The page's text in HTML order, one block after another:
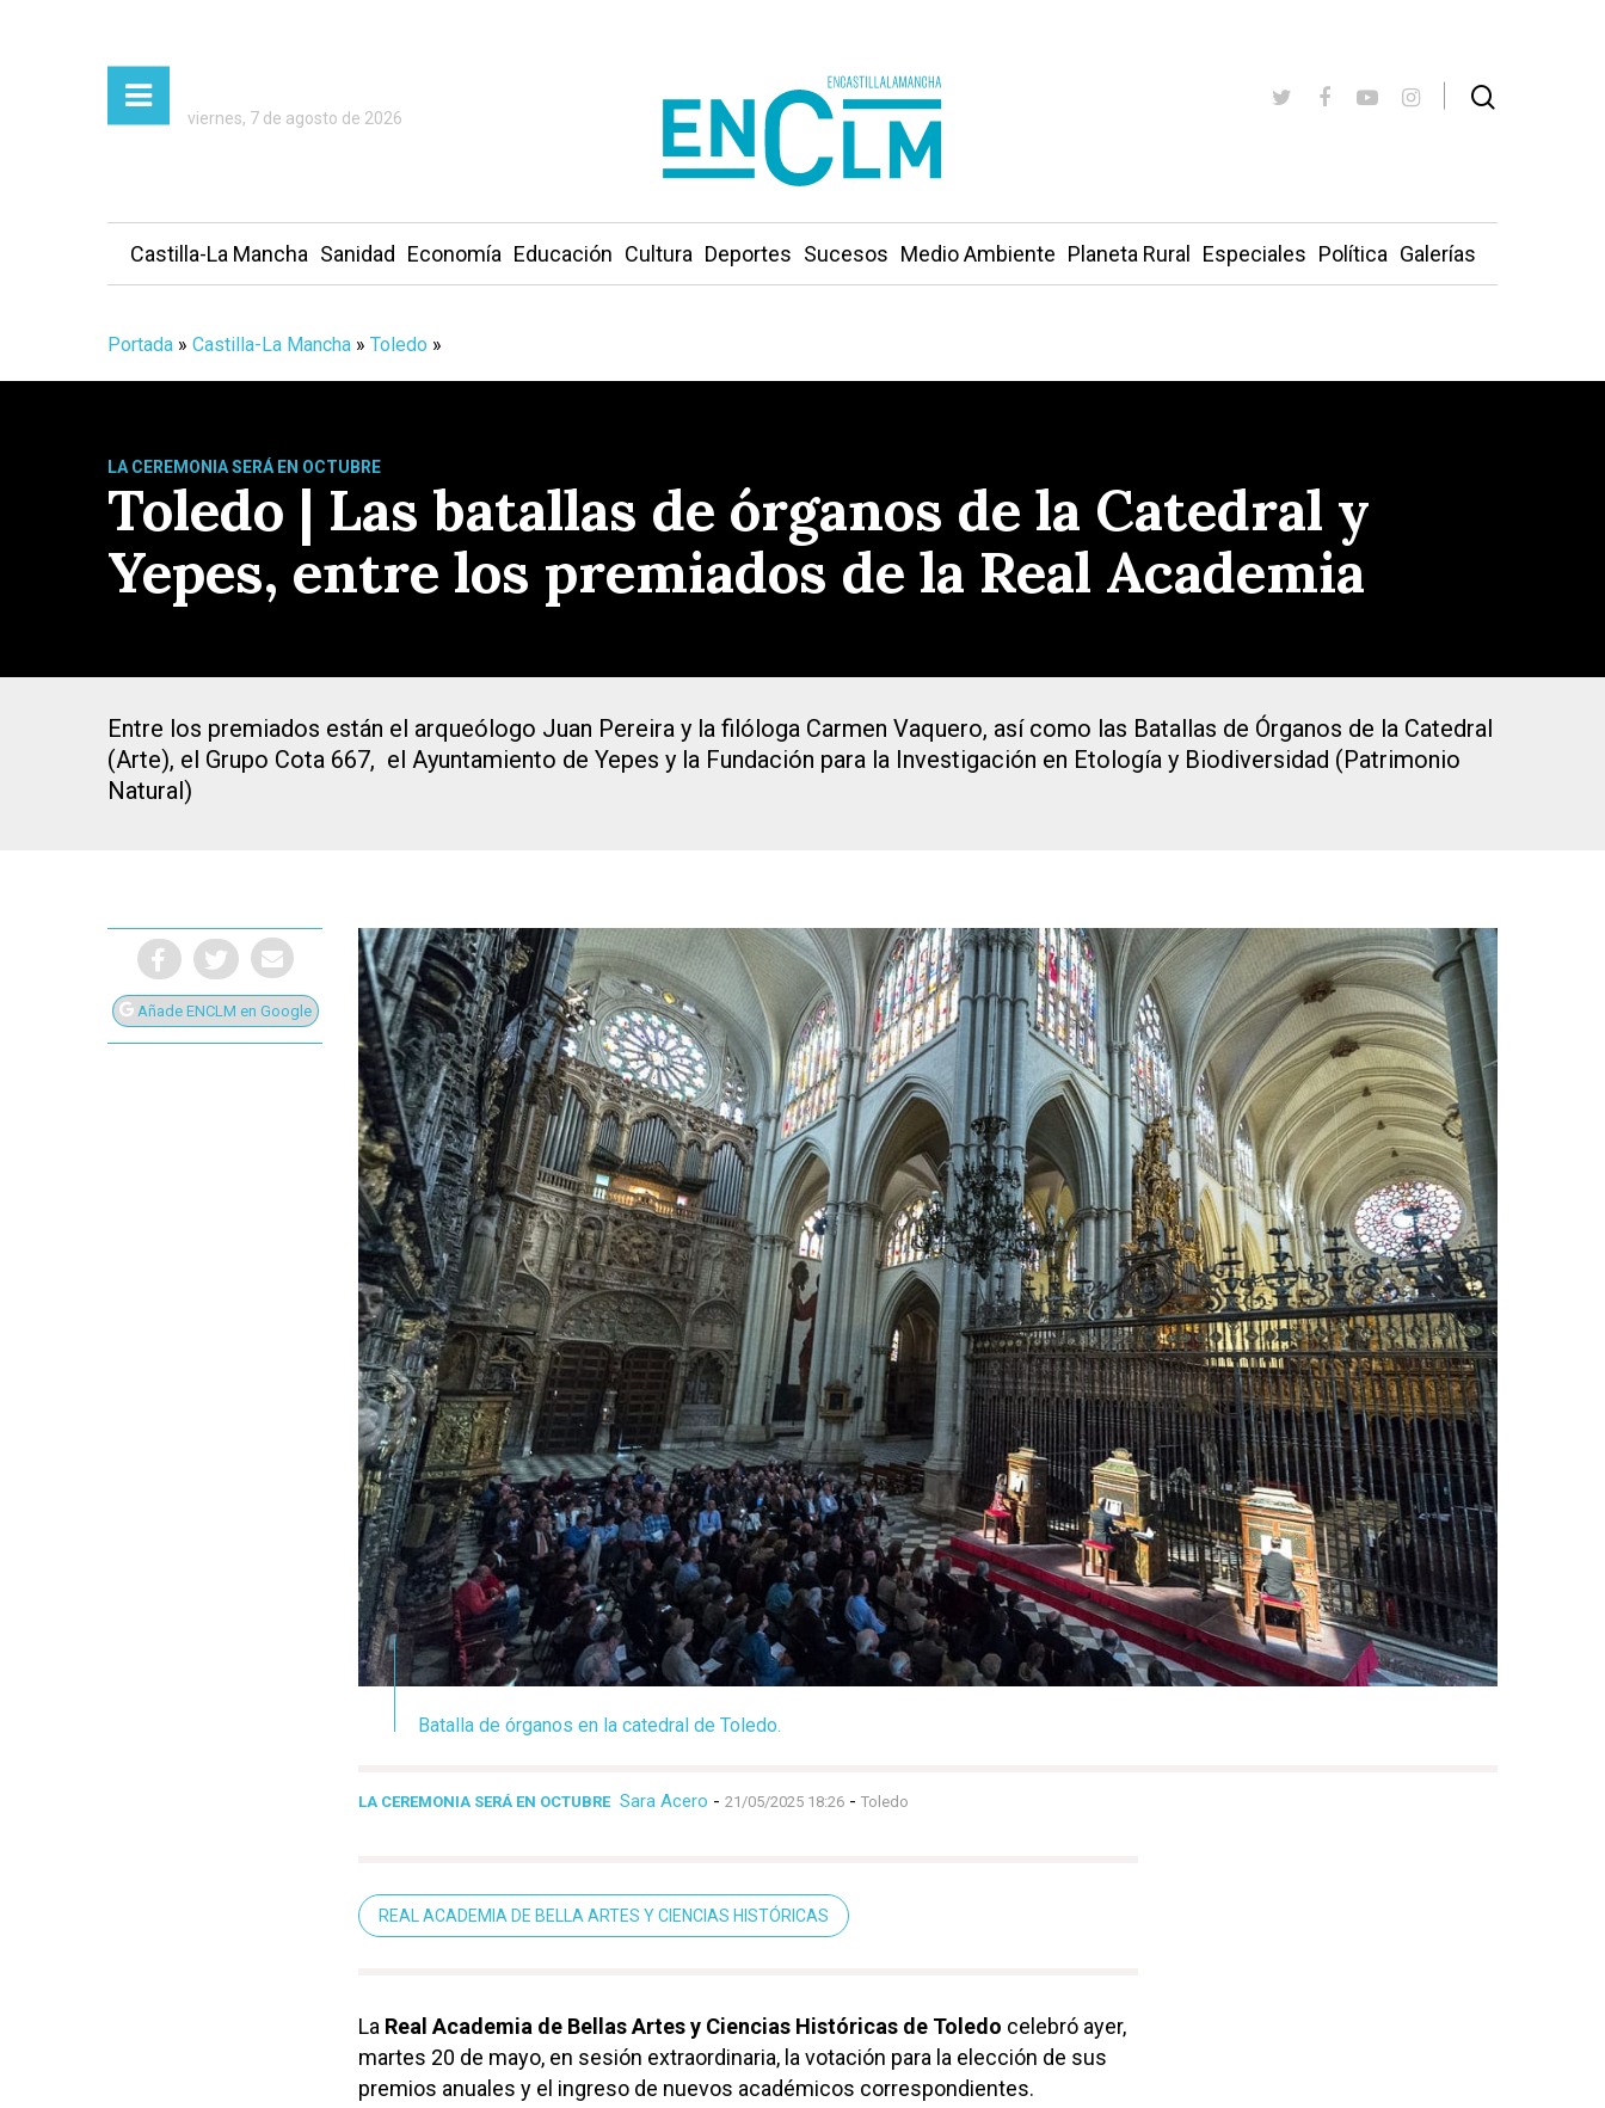
Presiona Intro para buscar o ESC para cerrar
viernes, 7 de agosto de 2026
Castilla-La Mancha Sanidad Economía Educación Cultura Deportes Sucesos Medio Ambiente Planeta Rural Especiales Política Galerías
Portada » Castilla-La Mancha » Toledo »
LA CEREMONIA SERÁ EN OCTUBRE
Toledo | Las batallas de órganos de la Catedral y
Yepes, entre los premiados de la Real Academia
Entre los premiados están el arqueólogo Juan Pereira y la filóloga Carmen Vaquero, así como las Batallas de Órganos de la Catedral
(Arte), el Grupo Cota 667, el Ayuntamiento de Yepes y la Fundación para la Investigación en Etología y Biodiversidad (Patrimonio
Natural)
Añade ENCLM en Google
Batalla de órganos en la catedral de Toledo.
LA CEREMONIA SERÁ EN OCTUBRE Sara Acero - 21/05/2025 18:26 - Toledo
REAL ACADEMIA DE BELLA ARTES Y CIENCIAS HISTÓRICAS
La Real Academia de Bellas Artes y Ciencias Históricas de Toledo celebró ayer,
martes 20 de mayo, en sesión extraordinaria, la votación para la elección de sus
premios anuales y el ingreso de nuevos académicos correspondientes.